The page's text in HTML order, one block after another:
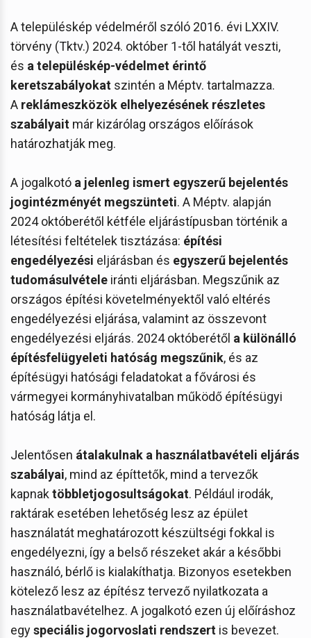
A településkép védelméről szóló 2016. évi LXXIV.
törvény (Tktv.) 2024. október 1-től hatályát veszti,
és a településkép-védelmet érintő
keretszabályokat szintén a Méptv. tartalmazza.
A reklámeszközök elhelyezésének részletes
szabályait már kizárólag országos előírások
határozhatják meg.
A jogalkotó a jelenleg ismert egyszerű bejelentés
jogintézményét megszünteti. A Méptv. alapján
2024 októberétől kétféle eljárástípusban történik a
létesítési feltételek tisztázása: építési
engedélyezési eljárásban és egyszerű bejelentés
tudomásulvétele iránti eljárásban. Megszűnik az
országos építési követelményektől való eltérés
engedélyezési eljárása, valamint az összevont
engedélyezési eljárás. 2024 októberétől a különálló
építésfelügyeleti hatóság megszűnik, és az
építésügyi hatósági feladatokat a fővárosi és
vármegyei kormányhivatalban működő építésügyi
hatóság látja el.
Jelentősen átalakulnak a használatbavételi eljárás
szabályai, mind az építtetők, mind a tervezők
kapnaktöbbletjogosultságokat. Például irodák,
raktárak esetében lehetőség lesz az épület
használatát meghatározott készültségi fokkal is
engedélyezni, így a belső részeket akár a későbbi
használó, bérlő is kialakíthatja. Bizonyos esetekben
kötelező lesz az építész tervező nyilatkozata a
használatbavételhez. A jogalkotó ezen új előíráshoz
egyspeciális jogorvoslati rendszert is bevezet.